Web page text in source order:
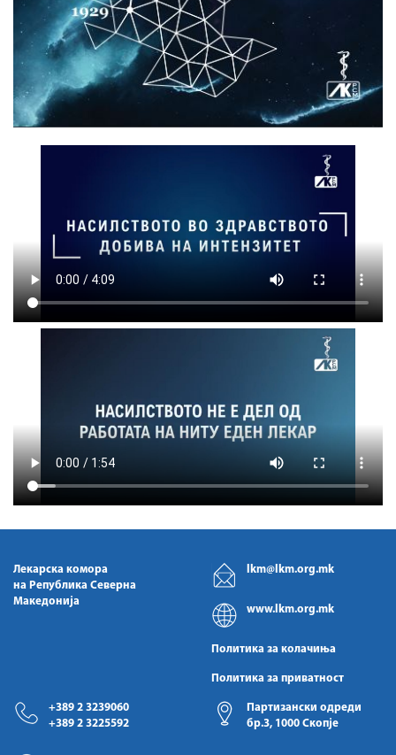
Лекарска комора
на Република Северна
Македонија
lkm@lkm.org.mk
www.lkm.org.mk
Политика за колачиња
Политика за приватност
+389 2 3239060
+389 2 3225592
Партизански одреди
бр.3, 1000 Скопје